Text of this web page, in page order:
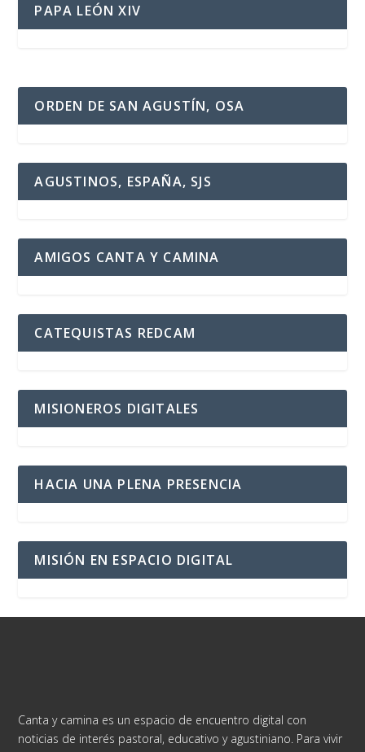
PAPA LEÓN XIV
ORDEN DE SAN AGUSTÍN, OSA
AGUSTINOS, ESPAÑA, SJS
AMIGOS CANTA Y CAMINA
CATEQUISTAS REDCAM
MISIONEROS DIGITALES
HACIA UNA PLENA PRESENCIA
MISIÓN EN ESPACIO DIGITAL
Canta y camina es un espacio de encuentro digital con
noticias de interés pastoral, educativo y agustiniano. Para vivir